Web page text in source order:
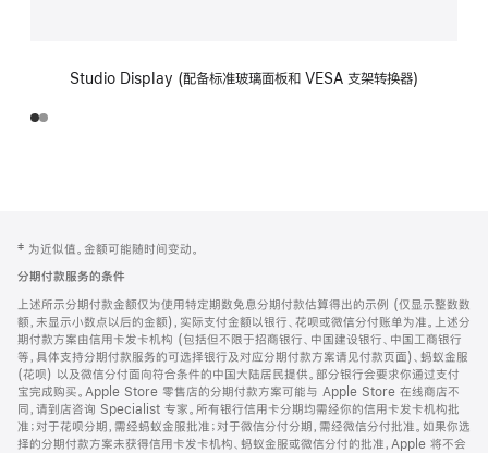
Studio Display (配备标准玻璃面板和 VESA 支架转换器)
页
页
脚
注
‡ 为近似值。金额可能随时间变动。
分期付款服务的条件
上述所示分期付款金额仅为使用特定期数免息分期付款估算得出的示例 (仅显示整数数
额，未显示小数点以后的金额)，实际支付金额以银行、花呗或微信分付账单为准。上述分
期付款方案由信用卡发卡机构 (包括但不限于招商银行、中国建设银行、中国工商银行
等，具体支持分期付款服务的可选择银行及对应分期付款方案请见付款页面)、蚂蚁金服
(花呗) 以及微信分付面向符合条件的中国大陆居民提供。部分银行会要求你通过支付
宝完成购买。Apple Store 零售店的分期付款方案可能与 Apple Store 在线商店不
同，请到店咨询 Specialist 专家。所有银行信用卡分期均需经你的信用卡发卡机构批
准；对于花呗分期，需经蚂蚁金服批准；对于微信分付分期，需经微信分付批准。如果你选
择的分期付款方案未获得信用卡发卡机构、蚂蚁金服或微信分付的批准，Apple 将不会